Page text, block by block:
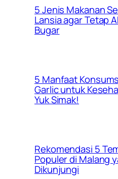
5 Jenis Makanan
Lansia agar Tetap
Bugar
5 Manfaat
Garlic untuk
Yuk Simak!
Rekomendasi 5
Populer di Malang
Dikunjungi